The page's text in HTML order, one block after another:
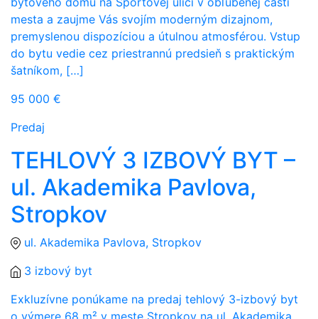
mesta a zaujme Vás svojím moderným dizajnom,
premyslenou dispozíciou a útulnou atmosférou. Vstup
do bytu vedie cez priestrannú predsieň s praktickým
šatníkom, […]
95 000 €
Predaj
TEHLOVÝ 3 IZBOVÝ BYT –
ul. Akademika Pavlova,
Stropkov
ul. Akademika Pavlova, Stropkov
3 izbový byt
Exkluzívne ponúkame na predaj tehlový 3-izbový byt
o výmere 68 m² v meste Stropkov na ul. Akademika